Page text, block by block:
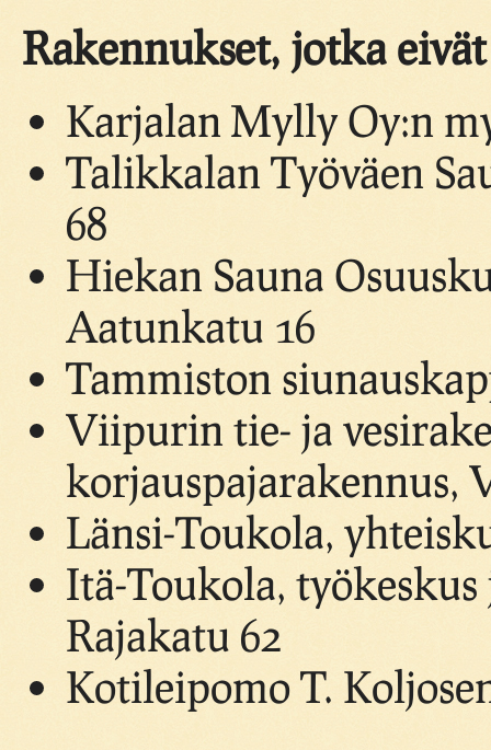
Rakennukset, jotka
Karjalan Mylly Oy:n
Talikkalan Työväen
68
Hiekan Sauna
Aatunkatu 16
Tammiston
Viipurin tie- ja
korjauspajarakennus,
Länsi-Toukola,
Itä-Toukola,
Rajakatu 62
Kotileipomo T.